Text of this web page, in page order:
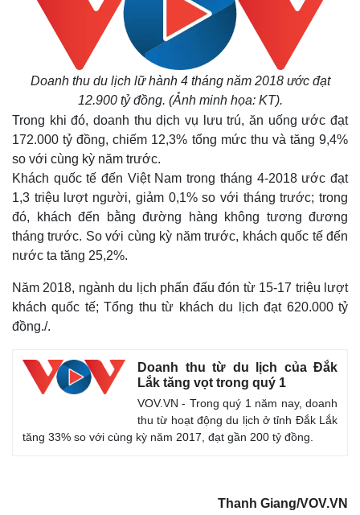
Doanh thu du lịch lữ hành 4 tháng năm 2018 ước đạt
12.900 tỷ đồng. (Ảnh minh họa: KT).
Trong khi đó, doanh thu dịch vụ lưu trú, ăn uống ước đạt
172.000 tỷ đồng, chiếm 12,3% tổng mức thu và tăng 9,4%
so với cùng kỳ năm trước.
Khách quốc tế đến Việt Nam trong tháng 4-2018 ước đạt
1,3 triệu lượt người, giảm 0,1% so với tháng trước; trong
đó, khách đến bằng đường hàng không tương đương
tháng trước. So với cùng kỳ năm trước, khách quốc tế đến
nước ta tăng 25,2%.
Năm 2018, ngành du lịch phấn đấu đón từ 15-17 triệu lượt
khách quốc tế; Tổng thu từ khách du lịch đạt 620.000 tỷ
đồng./.
Doanh thu từ du lịch của Đắk
Lắk tăng vọt trong quý 1
VOV.VN - Trong quý 1 năm nay, doanh
thu từ hoạt động du lịch ở tỉnh Đắk Lắk
tăng 33% so với cùng kỳ năm 2017, đạt gần 200 tỷ đồng.
Thanh Giang/VOV.VN